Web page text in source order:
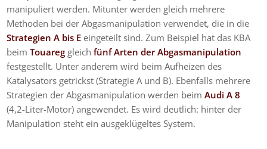
manipuliert werden. Mitunter werden gleich mehrere
Methoden bei der Abgasmanipulation verwendet, die in die
Strategien A bis E eingeteilt sind. Zum Beispiel hat das KBA
beimTouareg gleichfünf Arten der Abgasmanipulation
festgestellt. Unter anderem wird beim Aufheizen des
Katalysators getrickst (Strategie A und B). Ebenfalls mehrere
Strategien der Abgasmanipulation werden beimAudi A 8
(4,2-Liter-Motor) angewendet. Es wird deutlich: hinter der
Manipulation steht ein ausgeklügeltes System.